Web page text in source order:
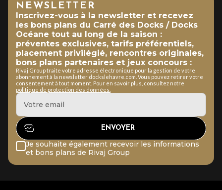
NEWSLETTER
Inscrivez-vous à la newsletter et recevez
les bons plans du Carré des Docks / Docks
Océane tout au long de la saison :
préventes exclusives, tarifs préférentiels,
placement privilégié, rencontres originales,
bons plans partenaires et jeux concours :
Rivaj Group traite votre adresse électronique pour la gestion de votre
abonnement à la newsletter dockslehavre.com. Vous pouvez retirer votre
consentement à tout moment. Pour en savoir plus, consultez notre
politique de protection des données.
Je souhaite également recevoir les informations
et bons plans de Rivaj Group